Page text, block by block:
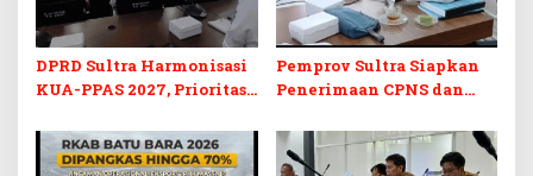
DPRD Sultra Harmonisasi
KUA-PPAS 2027, Prioritas
dan Pelunasan Utang
Infrastruktur
Pemprov Sultra Siapkan
Penerimaan CPNS dan
Desak Formasi Disabilitas